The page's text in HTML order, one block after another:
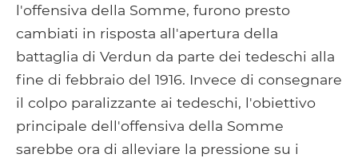
l'offensiva della Somme, furono presto
cambiati in risposta all'apertura della
battaglia di Verdun da parte dei tedeschi alla
fine di febbraio del 1916. Invece di consegnare
il colpo paralizzante ai tedeschi, l'obiettivo
principale dell'offensiva della Somme
sarebbe ora di alleviare la pressione su i